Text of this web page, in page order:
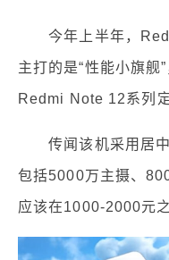
今年上半年，
主打的是“性能小旗舰
Redmi Note 12系列定
传闻该机采用居中
包括5000万主摄、
应该在1000-2000元之